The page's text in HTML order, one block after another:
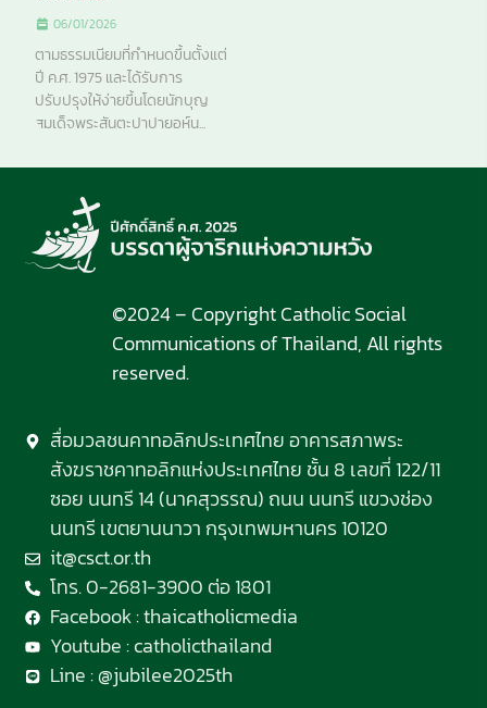
06/01/2026
ตามธรรมเนียมที่กำหนดขึ้นตั้งแต่
ปี ค.ศ. 1975 และได้รับการ
ปรับปรุงให้ง่ายขึ้นโดยนักบุญ
สมเด็จพระสันตะปาปายอห์น...
©2024 – Copyright Catholic Social
Communications of Thailand, All rights
reserved.
สื่อมวลชนคาทอลิกประเทศไทย อาคารสภาพระ
สังฆราชคาทอลิกแห่งประเทศไทย ชั้น 8 เลขที่ 122/11
ซอย นนทรี 14 (นาคสุวรรณ) ถนน นนทรี แขวงช่อง
นนทรี เขตยานนาวา กรุงเทพมหานคร 10120
it@csct.or.th
โทร. 0-2681-3900 ต่อ 1801
Facebook : thaicatholicmedia
Youtube : catholicthailand
Line : @jubilee2025th